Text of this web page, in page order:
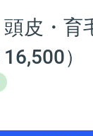
頭皮・
）